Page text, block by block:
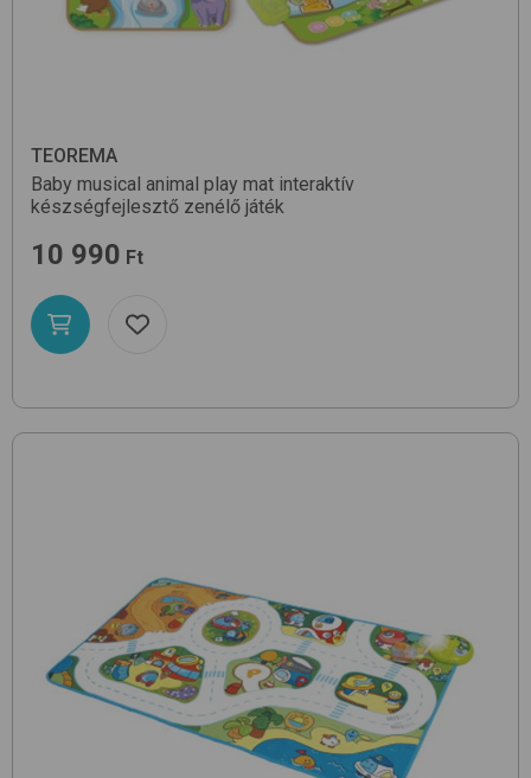
TEOREMA
Baby musical animal play mat interaktív
készségfejlesztő zenélő játék
10 990 Ft